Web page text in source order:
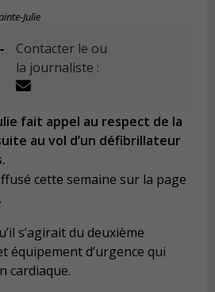
Julie
Contacter le ou
la journaliste :
fait appel au respect de la
au vol d’un défibrillateur
cette semaine sur la page
s’agirait du deuxième
équipement d’urgence qui
cardiaque.